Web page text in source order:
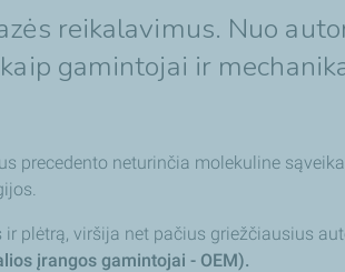
reikalavimus. Nuo
gamintojai ir
precedento neturinčia molekuline
plėtrą, viršija net pačius griežčiausius
įrangos gamintojai - OEM).